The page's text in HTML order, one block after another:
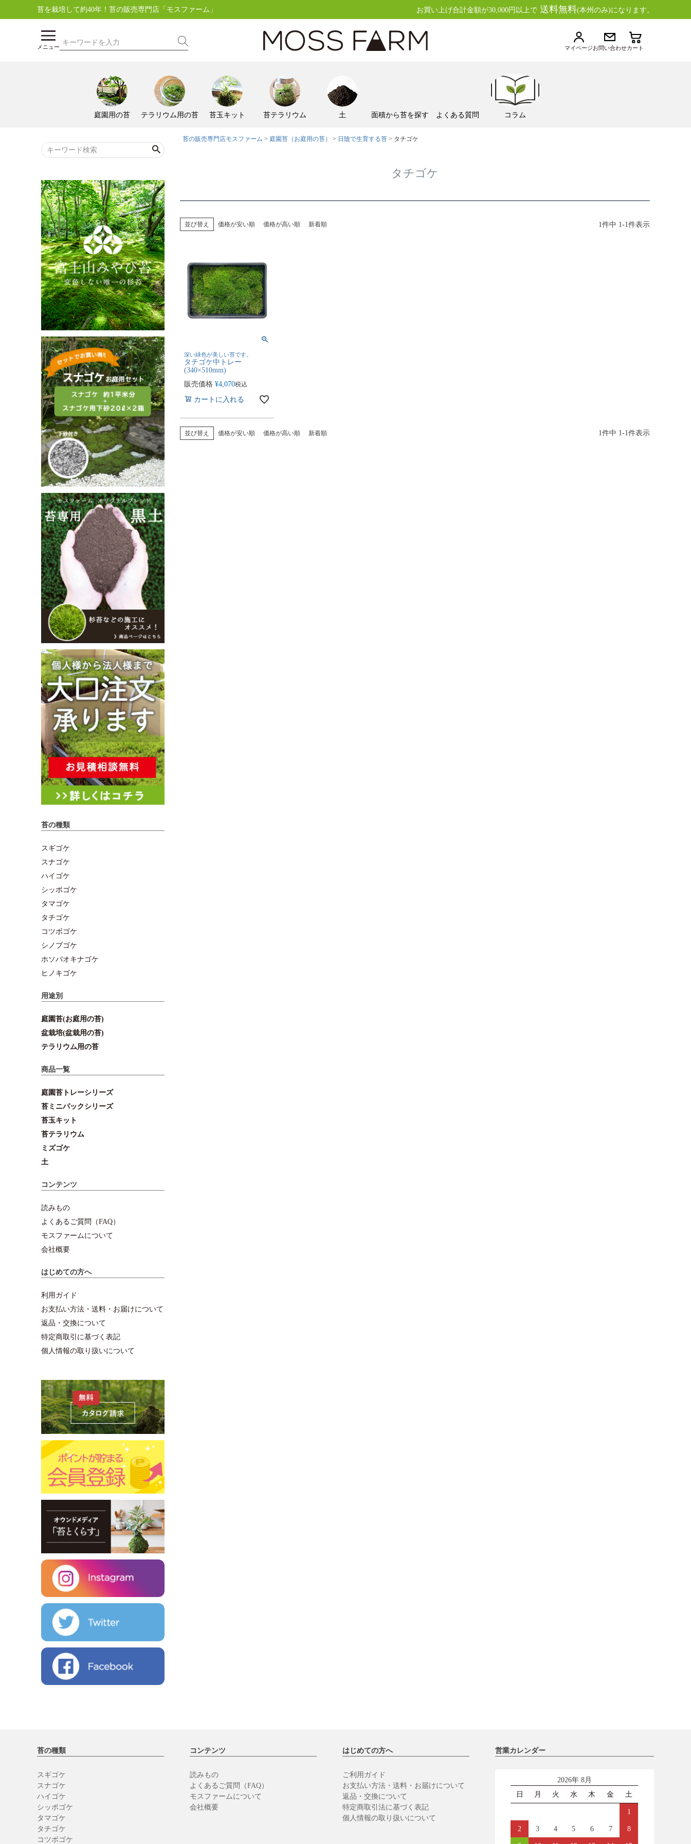
苔を栽培して約40年！苔の販売専門店「モスファーム」 お買い上げ合計金額が30,000円以上で 送料無料(本州のみ)になります。
メニュー マイページお問い合わせカート
庭園用の苔 テラリウム用の苔 苔玉キット 苔テラリウム 土 面積から苔を探す よくある質問 コラム
苔の種類
スギゴケ
スナゴケ
ハイゴケ
シッポゴケ
タマゴケ
タチゴケ
コツボゴケ
シノブゴケ
ホソバオキナゴケ
ヒノキゴケ
用途別
庭園苔(お庭用の苔)
盆栽培(盆栽用の苔)
テラリウム用の苔
商品一覧
庭園苔トレーシリーズ
苔ミニパックシリーズ
苔玉キット
苔テラリウム
ミズゴケ
土
コンテンツ
読みもの
よくあるご質問（FAQ）
モスファームについて
会社概要
はじめての方へ
利用ガイド
お支払い方法・送料・お届けについて
返品・交換について
特定商取引に基づく表記
個人情報の取り扱いについて
苔の販売専門店モスファーム 庭園苔（お庭用の苔） 日陰で生育する苔 タチゴケ
タチゴケ
並び替え 価格が安い順 価格が高い順 新着順 1件中 1-1件表示
深い緑色が美しい苔です。
タチゴケ中トレー
(340×510mm)
販売価格 ¥4,070税込
カートに入れる
並び替え 価格が安い順 価格が高い順 新着順 1件中 1-1件表示
苔の種類
スギゴケ
スナゴケ
ハイゴケ
シッポゴケ
タマゴケ
タチゴケ
コツボゴケ
コンテンツ
読みもの
よくあるご質問（FAQ）
モスファームについて
会社概要
はじめての方へ
ご利用ガイド
お支払い方法・送料・お届けについて
返品・交換について
特定商取引法に基づく表記
個人情報の取り扱いについて
営業カレンダー
2026年 8月
日
月 火 水 木 金 土
1
2 3 4 5 6 7 8